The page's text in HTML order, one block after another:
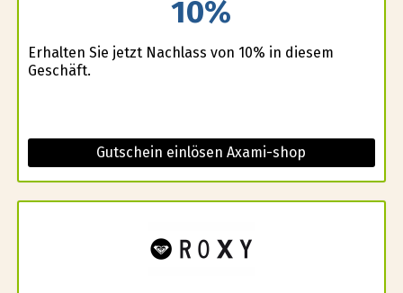
10%
Erhalten Sie jetzt Nachlass von 10% in diesem
Geschäft.
Gutschein einlösen Axami-shop